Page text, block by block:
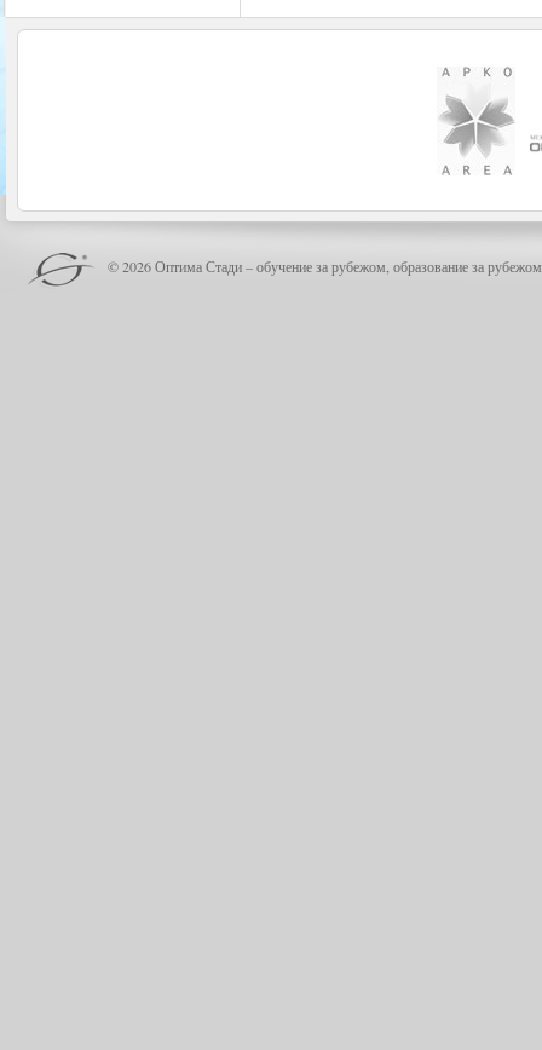
© 2026 Оптима Стади – обучение за рубежом, образование за